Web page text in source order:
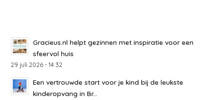
Gracieus.nl helpt gezinnen met inspiratie voor een
sfeervol huis
29 juli 2026 - 14:32
Een vertrouwde start voor je kind bij de leukste
kinderopvang in Br...